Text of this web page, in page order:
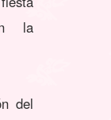
la
del